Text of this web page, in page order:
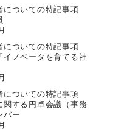
についての特記事項
についての特記事項
イノベータを育てる社
についての特記事項
関する円卓会議（事務
バー